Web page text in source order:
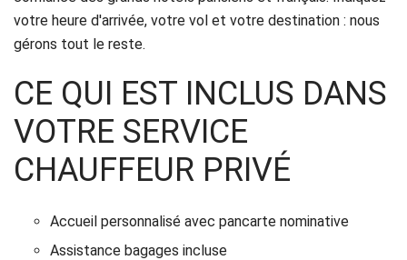
votre heure d'arrivée, votre vol et votre destination : nous
gérons tout le reste.
CE QUI EST INCLUS DANS
VOTRE SERVICE
CHAUFFEUR PRIVÉ
Accueil personnalisé avec pancarte nominative
Assistance bagages incluse